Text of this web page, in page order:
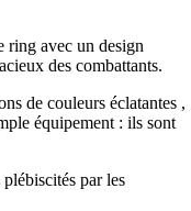
ring avec un design
des combattants.
de couleurs éclatantes ,
équipement : ils sont
par les